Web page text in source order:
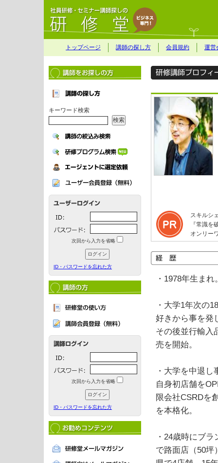
トップページ 講師の探し方 会員規約 運営
キーワード検索
次回から入力を省略
ID・パスワードを忘れた方
次回から入力を省略
ID・パスワードを忘れた方
スキルシ
『常識を
オンリー
・1978年生ま
・大学1年次の
好きから事を発
その後並行輸入
売を開始。
・大学を中退
自身初店舗を
限会社CSRDを
を本格化。
・24歳時にブ
で路面店（50坪